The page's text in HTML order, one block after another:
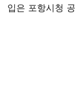
입은 포항시청